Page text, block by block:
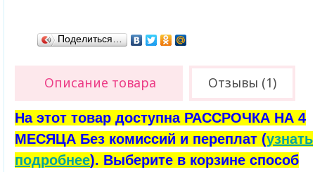
Поделиться…
Описание товара Отзывы (1)
На этот товар доступна РАССРОЧКА НА 4
МЕСЯЦА Без комиссий и переплат (узнать
подробнее). Выберите в корзине способ